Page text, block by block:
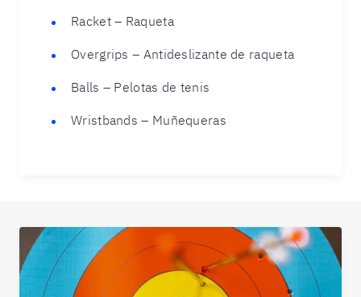
Racket – Raqueta
Overgrips – Antideslizante de raqueta
Balls – Pelotas de tenis
Wristbands – Muñequeras